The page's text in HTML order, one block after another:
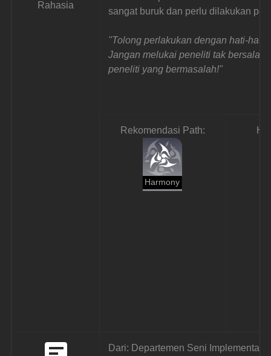
Rahasia
sangat buruk dan perlu dilakukan
"Tolong perlakukan dengan hati-hati
Jangan melukai peneliti tak
peneliti yang bermasalah!"
Rekomendasi Path:
Harmony
Dari: Departemen Seni Implementasi